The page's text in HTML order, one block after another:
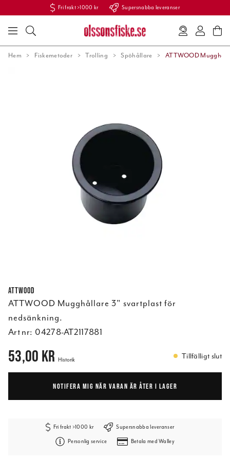
Fri frakt >1000 kr Supersnabba leveranser
Hem Fiskemetoder Trolling Spöhållare ATTWOOD
ATTWOOD
ATTWOOD Mugghållare 3" svartplast för
nedsänkning.
Art nr: 04278-AT2117881
Pris: 53,00 kr
53,00 kr Historik Tillfälligt slut
NOTIFERA MIG NÄR VARAN ÄR ÅTER I LAGER
Fri frakt >1000 kr Supersnabba leveranser
Personlig service Betala med Walley